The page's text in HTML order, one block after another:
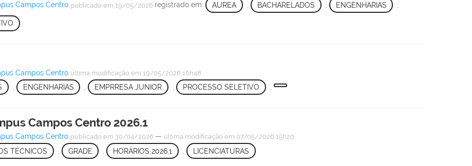
Campos Centro publicado em 19/05/2026 registrado em: AUREA BACHARELADOS ENGENHARIAS
Campos Centro última modificação em 19/05/2026 16h48
ENGENHARIAS , EMPRRESA JUNIOR , PROCESSO SELETIVO
Campos Centro 2026.1
Campos Centro publicado em 30/04/2026 — última modificação em 07/05/2026 15h20
TÉCNICOS GRADE , HORÁRIOS 2026.1 , LICENCIATURAS